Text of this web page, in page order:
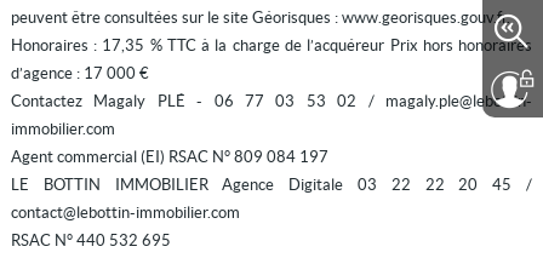
peuvent être consultées sur le site Géorisques : www.georisques.gouv.fr.
Honoraires : 17,35 % TTC à la charge de l’acquéreur Prix hors honoraires
d’agence : 17 000 €
Contactez Magaly PLÉ - 06 77 03 53 02 / magaly.ple@lebottin-
immobilier.com
Agent commercial (EI) RSAC N° 809 084 197
LE BOTTIN IMMOBILIER Agence Digitale 03 22 22 20 45 /
contact@lebottin-immobilier.com
RSAC N° 440 532 695